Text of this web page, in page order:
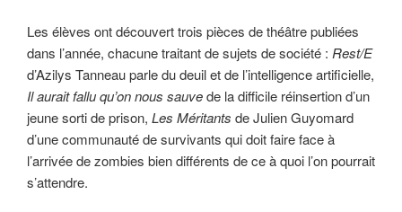
Les élèves ont découvert trois pièces de théâtre publiées
dans l’année, chacune traitant de sujets de société : Rest/E
d’Azilys Tanneau parle du deuil et de l’intelligence artificielle,
Il aurait fallu qu’on nous sauvede la difficile réinsertion d’un
jeune sorti de prison, Les Méritants de Julien Guyomard
d’une communauté de survivants qui doit faire face à
l’arrivée de zombies bien différents de ce à quoi l’on pourrait
s’attendre.